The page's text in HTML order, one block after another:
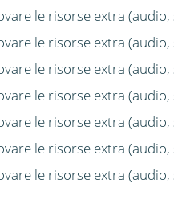
le risorse extra
le risorse extra (audio,
le risorse extra
le risorse extra (audio,
le risorse extra (audio,
le risorse extra
le risorse extra